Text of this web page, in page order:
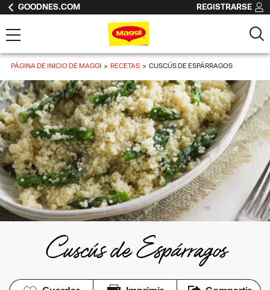
GOODNES.COM REGISTRARSE
PÁGINA DE INICIO DE MAGGI RECETAS CUSCÚS DE ESPÁRRAGOS
Cuscús de Espárragos